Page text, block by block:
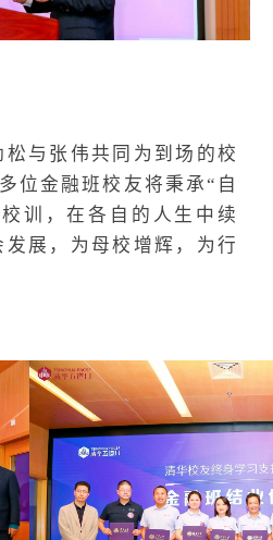
与张伟共同为到场的校
位金融班校友将秉承“自
训，在各自的人生中续
展，为母校增辉，为行